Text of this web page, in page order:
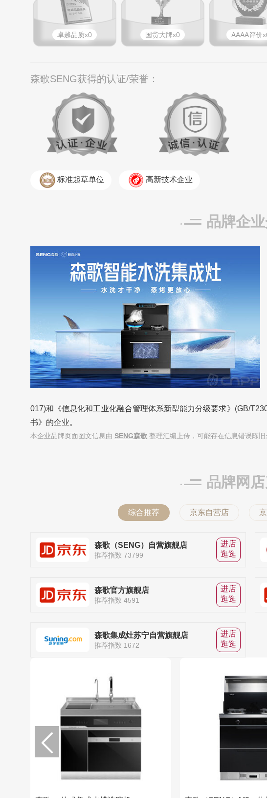
卓越品质x0 国货大牌x0 AAAA评价
森歌SENG获得的认证/荣誉：
标准起草单位 高新技术企业
品牌企
017)和《信息化和工业化融合管理体系新型能力分级要求》(GB/
书》的企业。
本企业品牌页面图文信息由 SENG森歌 整理汇编上传，可能存在信息错误陈
品牌网
综合推荐 京东自营店
森歌（SENG）自营旗舰店
推荐指数 73799
进店
逛逛
森歌官方旗舰店
推荐指数 4591
进店
逛逛
森歌集成灶苏宁自营旗舰店
推荐指数 1672
进店
逛逛